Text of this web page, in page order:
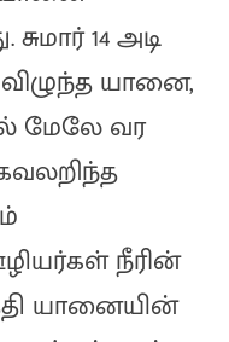
14 அடி
யானை,
மேலே வர
நீரின்
யானையின்